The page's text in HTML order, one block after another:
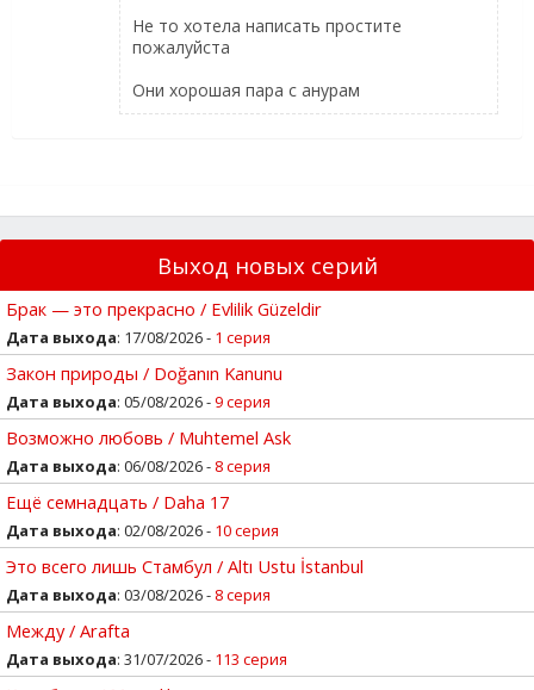
Не то хотела написать простите
пожалуйста
Они хорошая пара с анурам
Выход новых серий
Брак — это прекрасно / Evlilik Güzeldir
Дата выхода: 17/08/2026 - 1 серия
Закон природы / Doğanın Kanunu
Дата выхода: 05/08/2026 -9 серия
Возможно любовь / Muhtemel Ask
Дата выхода: 06/08/2026 - 8 серия
Ещё семнадцать / Daha 17
Дата выхода: 02/08/2026 - 10 серия
Это всего лишь Стамбул / Altı Ustu İstanbul
Дата выхода: 03/08/2026 - 8 серия
Между / Arafta
Дата выхода: 31/07/2026 - 113 серия